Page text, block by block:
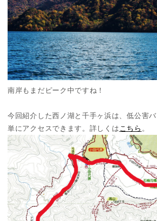
南岸もまだピーク中ですね！
今回紹介した西ノ湖と千手ヶ浜は、低公害
単にアクセスできます。詳しくは こちら 。